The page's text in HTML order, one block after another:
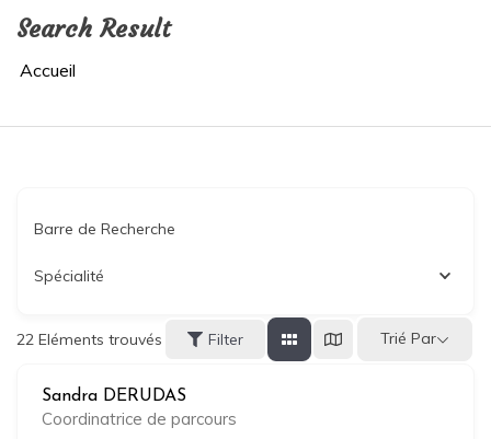
Search Result
Accueil
Barre de Recherche
Spécialité
22 Eléments trouvés Filter Trié Par
Sandra DERUDAS
Coordinatrice de parcours